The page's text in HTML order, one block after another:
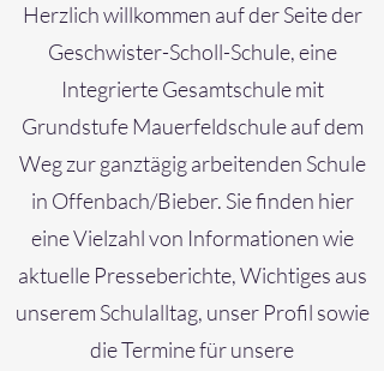
Herzlich willkommen auf der Seite der
Geschwister-Scholl-Schule, eine
Integrierte Gesamtschule mit
Grundstufe Mauerfeldschule auf dem
Weg zur ganztägig arbeitenden Schule
in Offenbach/Bieber. Sie finden hier
eine Vielzahl von Informationen wie
aktuelle Presseberichte, Wichtiges aus
unserem Schulalltag, unser Profil sowie
die Termine für unsere